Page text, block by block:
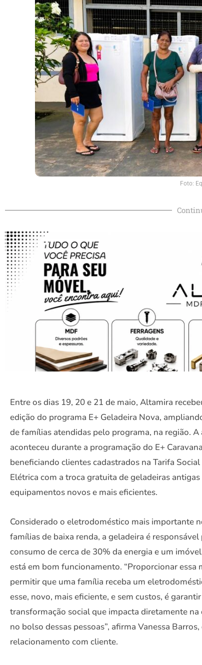
Foto:
Entre os dias 19, 20 e 21 de maio, Altamira
edição do programa E+ Geladeira Nova,
de famílias atendidas pelo programa, na região. A
aconteceu durante a programação do E+
beneficiando clientes cadastrados na Tarifa Social
Elétrica com a troca gratuita de geladeiras
equipamentos novos e mais eficientes.
Considerado o eletrodoméstico mais importante
famílias de baixa renda, a geladeira é responsável
consumo de cerca de 30% da energia e um
está em bom funcionamento. “Proporcionar essa
permitir que uma família receba um
esse, novo, mais eficiente, e sem custos, é
transformação social que impacta diretamente na
no bolso dessas pessoas”, afirma Vanessa Barros,
relacionamento com cliente.